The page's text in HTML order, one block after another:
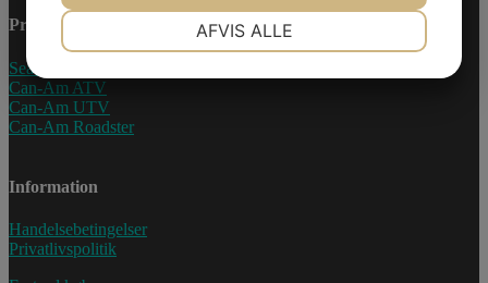
Produkter
Sea-Doo Vandscooter
Can-Am ATV
Can-Am UTV
Can-Am Roadster
Information
Handelsebetingelser
Privatlivspolitik
AFVIS ALLE